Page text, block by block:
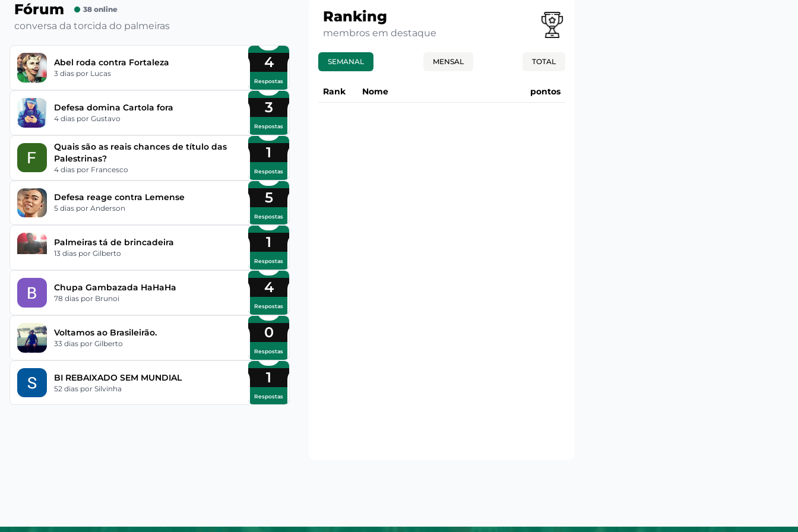
Fórum 38 online
conversa da torcida do palmeiras
Abel roda contra Fortaleza
3 dias por Lucas
4
Respostas
Defesa domina Cartola fora
4 dias por Gustavo
3
Respostas
Quais são as reais chances de título das
Palestrinas?
4 dias por Francesco
1
Respostas
Defesa reage contra Lemense
5 dias por Anderson
5
Respostas
Palmeiras tá de brincadeira
13 dias por Gilberto
1
Respostas
Chupa Gambazada HaHaHa
78 dias por Brunoi
4
Respostas
Voltamos ao Brasileirão.
33 dias por Gilberto
0
Respostas
BI REBAIXADO SEM MUNDIAL
52 dias por Silvinha
1
Respostas
Ranking
membros em destaque
SEMANAL MENSAL TOTAL
Rank Nome pontos